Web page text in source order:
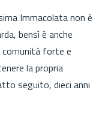
Immacolata non è
bensì è anche
comunità forte e
la propria
seguito, dieci anni